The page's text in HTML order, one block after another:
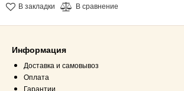
В закладки В сравнение
Информация
Доставка и самовывоз
Оплата
Гарантии